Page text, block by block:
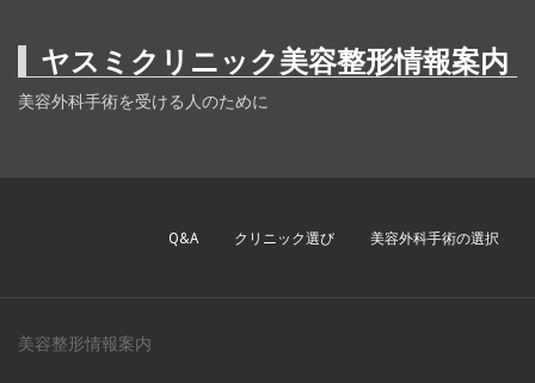
ヤスミクリニック美容整形情報案内
美容外科手術を受ける人のために
Q&A クリニック選び 美容外科手術の選択
美容整形情報案内